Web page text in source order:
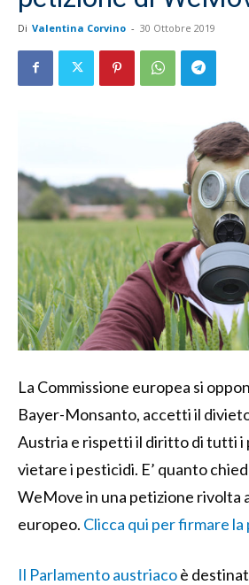
Di Valentina Corvino - 30 Ottobre 2019
La Commissione europea si
Bayer-Monsanto, accetti il
Austria e rispetti il diritto di tutti i
vietare i pesticidi. E’ quanto
WeMove in una petizione rivolta
europeo. Clicca qui per firmare
Il Parlamento austriacoè